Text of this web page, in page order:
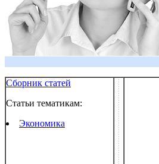
Сборник статей
Статьи тематикам:
Экономика